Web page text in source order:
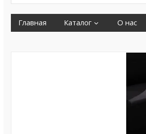
Главная Каталог О нас